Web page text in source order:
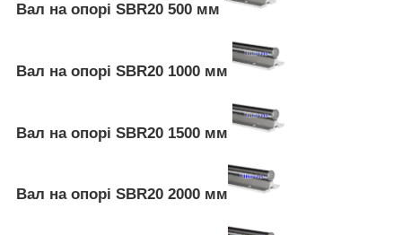
Вал на опорі SBR20 500 мм
Вал на опорі SBR20 1000 мм
Вал на опорі SBR20 1500 мм
Вал на опорі SBR20 2000 мм